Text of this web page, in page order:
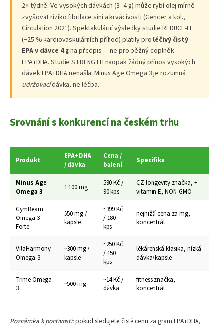
2× týdně. Ve vysokých dávkách (3–4 g) může rybí olej mírně
zvyšovat riziko fibrilace síní a krvácivosti (Gencer a kol.,
Circulation 2021). Spektakulární výsledky studie REDUCE-IT
(−25 % kardiovaskulárních příhod) platily pro léčivý čistý
EPA v dávce 4 gna předpis — ne pro běžný doplněk
EPA+DHA. Studie STRENGTH naopak žádný přínos vysokých
dávek EPA+DHA nenašla. Minus Age Omega 3 je rozumná
udržovacídávka, ne léčba.
Srovnání s konkurencí na českém trhu
Produkt
EPA+DHA
/ dávka
Cena /
balení
Specifika
Minus Age
Omega 3
1 100 mg
590 Kč /
90 kps
CZ longevity značka, +
vitamin E, NON-GMO
GymBeam
Omega 3
Forte
550 mg /
kapsle
~399 Kč
/ 180
kps
nejnižší cena za mg,
koncentrát
VitaHarmony
Omega-3
~300 mg /
kapsle
~250 Kč
/ 150
kps
lékárenská klasika, nízká
dávka/kapsle
Trime Omega
3
~500 mg
~14 Kč /
dávka
fitness značka,
koncentrát
Poznámka k poctivosti:pokud sledujete čistě cenu za gram EPA+DHA,